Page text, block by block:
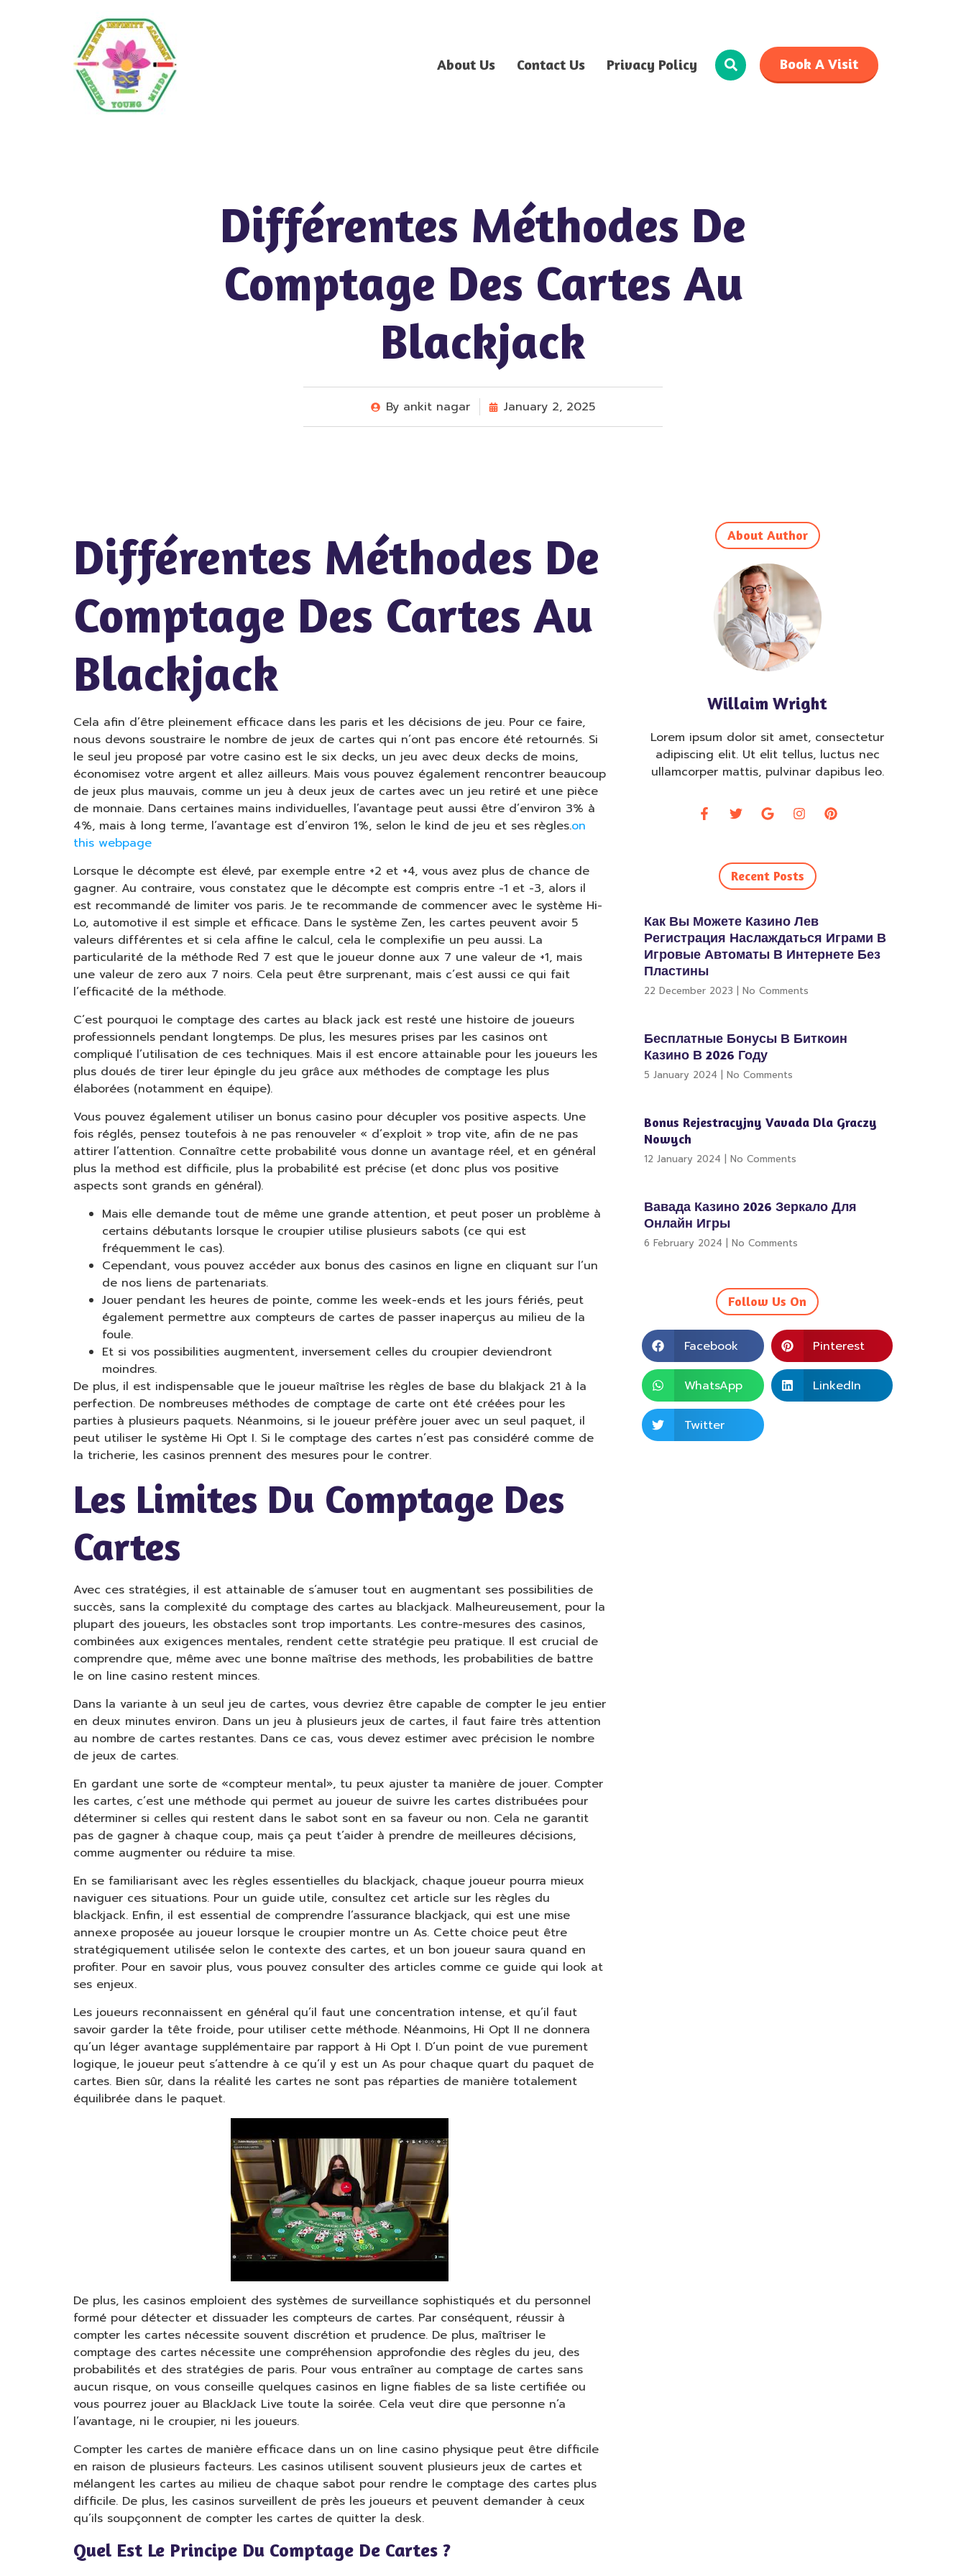
About Us Contact Us Privacy Policy Book A Visit
Différentes Méthodes De
Comptage Des Cartes Au
Blackjack
By ankit nagar January 2, 2025
Différentes Méthodes De
Comptage Des Cartes Au
Blackjack
Cela afin d’être pleinement efficace dans les paris et les décisions de jeu. Pour ce faire,
nous devons soustraire le nombre de jeux de cartes qui n’ont pas encore été retournés. Si
le seul jeu proposé par votre casino est le six decks, un jeu avec deux decks de moins,
économisez votre argent et allez ailleurs. Mais vous pouvez également rencontrer beaucoup
de jeux plus mauvais, comme un jeu à deux jeux de cartes avec un jeu retiré et une pièce
de monnaie. Dans certaines mains individuelles, l’avantage peut aussi être d’environ 3% à
4%, mais à long terme, l’avantage est d’environ 1%, selon le kind de jeu et ses règles.on
this webpage
Lorsque le décompte est élevé, par exemple entre +2 et +4, vous avez plus de chance de
gagner. Au contraire, vous constatez que le décompte est compris entre -1 et -3, alors il
est recommandé de limiter vos paris. Je te recommande de commencer avec le système Hi-
Lo, automotive il est simple et efficace. Dans le système Zen, les cartes peuvent avoir 5
valeurs différentes et si cela affine le calcul, cela le complexifie un peu aussi. La
particularité de la méthode Red 7 est que le joueur donne aux 7 une valeur de +1, mais
une valeur de zero aux 7 noirs. Cela peut être surprenant, mais c’est aussi ce qui fait
l’efficacité de la méthode.
C’est pourquoi le comptage des cartes au black jack est resté une histoire de joueurs
professionnels pendant longtemps. De plus, les mesures prises par les casinos ont
compliqué l’utilisation de ces techniques. Mais il est encore attainable pour les joueurs les
plus doués de tirer leur épingle du jeu grâce aux méthodes de comptage les plus
élaborées (notamment en équipe).
Vous pouvez également utiliser un bonus casino pour décupler vos positive aspects. Une
fois réglés, pensez toutefois à ne pas renouveler « d’exploit » trop vite, afin de ne pas
attirer l’attention. Connaître cette probabilité vous donne un avantage réel, et en général
plus la method est difficile, plus la probabilité est précise (et donc plus vos positive
aspects sont grands en général).
Mais elle demande tout de même une grande attention, et peut poser un problème à
certains débutants lorsque le croupier utilise plusieurs sabots (ce qui est
fréquemment le cas).
Cependant, vous pouvez accéder aux bonus des casinos en ligne en cliquant sur l’un
de nos liens de partenariats.
Jouer pendant les heures de pointe, comme les week-ends et les jours fériés, peut
également permettre aux compteurs de cartes de passer inaperçus au milieu de la
foule.
Et si vos possibilities augmentent, inversement celles du croupier deviendront
moindres.
De plus, il est indispensable que le joueur maîtrise les règles de base du blakjack 21 à la
perfection. De nombreuses méthodes de comptage de carte ont été créées pour les
parties à plusieurs paquets. Néanmoins, si le joueur préfère jouer avec un seul paquet, il
peut utiliser le système Hi Opt I. Si le comptage des cartes n’est pas considéré comme de
la tricherie, les casinos prennent des mesures pour le contrer.
Les Limites Du Comptage Des
Cartes
Avec ces stratégies, il est attainable de s’amuser tout en augmentant ses possibilities de
succès, sans la complexité du comptage des cartes au blackjack. Malheureusement, pour la
plupart des joueurs, les obstacles sont trop importants. Les contre-mesures des casinos,
combinées aux exigences mentales, rendent cette stratégie peu pratique. Il est crucial de
comprendre que, même avec une bonne maîtrise des methods, les probabilities de battre
le on line casino restent minces.
Dans la variante à un seul jeu de cartes, vous devriez être capable de compter le jeu entier
en deux minutes environ. Dans un jeu à plusieurs jeux de cartes, il faut faire très attention
au nombre de cartes restantes. Dans ce cas, vous devez estimer avec précision le nombre
de jeux de cartes.
En gardant une sorte de «compteur mental», tu peux ajuster ta manière de jouer. Compter
les cartes, c’est une méthode qui permet au joueur de suivre les cartes distribuées pour
déterminer si celles qui restent dans le sabot sont en sa faveur ou non. Cela ne garantit
pas de gagner à chaque coup, mais ça peut t’aider à prendre de meilleures décisions,
comme augmenter ou réduire ta mise.
En se familiarisant avec les règles essentielles du blackjack, chaque joueur pourra mieux
naviguer ces situations. Pour un guide utile, consultez cet article sur les règles du
blackjack. Enfin, il est essential de comprendre l’assurance blackjack, qui est une mise
annexe proposée au joueur lorsque le croupier montre un As. Cette choice peut être
stratégiquement utilisée selon le contexte des cartes, et un bon joueur saura quand en
profiter. Pour en savoir plus, vous pouvez consulter des articles comme ce guide qui look at
ses enjeux.
Les joueurs reconnaissent en général qu’il faut une concentration intense, et qu’il faut
savoir garder la tête froide, pour utiliser cette méthode. Néanmoins, Hi Opt II ne donnera
qu’un léger avantage supplémentaire par rapport à Hi Opt I. D’un point de vue purement
logique, le joueur peut s’attendre à ce qu’il y est un As pour chaque quart du paquet de
cartes. Bien sûr, dans la réalité les cartes ne sont pas réparties de manière totalement
équilibrée dans le paquet.
De plus, les casinos emploient des systèmes de surveillance sophistiqués et du personnel
formé pour détecter et dissuader les compteurs de cartes. Par conséquent, réussir à
compter les cartes nécessite souvent discrétion et prudence. De plus, maîtriser le
comptage des cartes nécessite une compréhension approfondie des règles du jeu, des
probabilités et des stratégies de paris. Pour vous entraîner au comptage de cartes sans
aucun risque, on vous conseille quelques casinos en ligne fiables de sa liste certifiée ou
vous pourrez jouer au BlackJack Live toute la soirée. Cela veut dire que personne n’a
l’avantage, ni le croupier, ni les joueurs.
Compter les cartes de manière efficace dans un on line casino physique peut être difficile
en raison de plusieurs facteurs. Les casinos utilisent souvent plusieurs jeux de cartes et
mélangent les cartes au milieu de chaque sabot pour rendre le comptage des cartes plus
difficile. De plus, les casinos surveillent de près les joueurs et peuvent demander à ceux
qu’ils soupçonnent de compter les cartes de quitter la desk.
Quel Est Le Principe Du Comptage De Cartes ?
About Author
Willaim Wright
Lorem ipsum dolor sit amet, consectetur
adipiscing elit. Ut elit tellus, luctus nec
ullamcorper mattis, pulvinar dapibus leo.
Recent Posts
Как Вы Можете Казино Лев
Регистрация Наслаждаться Играми В
Игровые Автоматы В Интернете Без
Пластины
22 December 2023 No Comments
Бесплатные Бонусы В Биткоин
Казино В 2026 Году
5 January 2024 No Comments
Bonus Rejestracyjny Vavada Dla Graczy
Nowych
12 January 2024 No Comments
Вавада Казино 2026 Зеркало Для
Онлайн Игры
6 February 2024 No Comments
Follow Us On
Facebook Pinterest
WhatsApp LinkedIn
Twitter